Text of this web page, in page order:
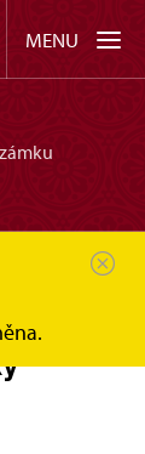
MENU